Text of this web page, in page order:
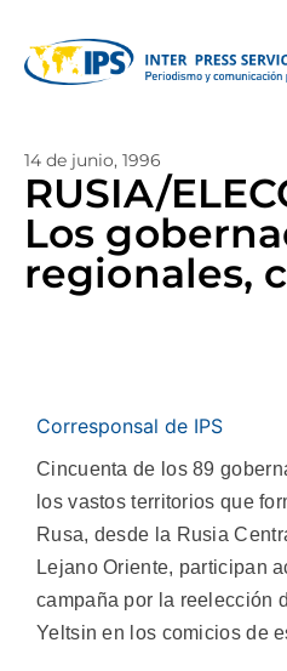
14 de junio, 1996
RUSIA/
Los
regionales,
Corresponsal de IPS
Cincuenta de los 89
los vastos territorios que
Rusa, desde la Rusia
Lejano Oriente, participan
campaña por la reelección
Yeltsin en los comicios de